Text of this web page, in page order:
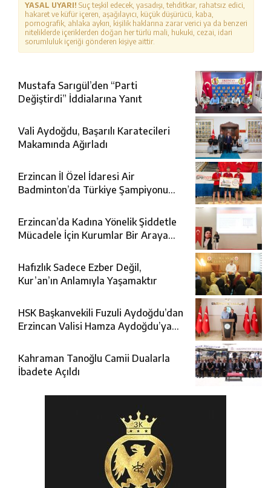
YASAL UYARI! Suç teşkil edecek, yasadışı, tehditkar, rahatsız edici,
hakaret ve küfür içeren, aşağılayıcı, küçük düşürücü, kaba,
pornografik, ahlaka aykırı, kişilik haklarına zarar verici ya da benzeri
niteliklerde içeriklerden doğan her türlü mali, hukuki, cezai, idari
sorumluluk içeriği gönderen kişiye aittir.
Mustafa Sarıgül’den “Parti
Değiştirdi” İddialarına Yanıt
Vali Aydoğdu, Başarılı Karatecileri
Makamında Ağırladı
Erzincan İl Özel İdaresi Air
Badminton’da Türkiye Şampiyonu
Erzincan’da Kadına Yönelik Şiddetle
Mücadele İçin Kurumlar Bir Araya
Hafızlık Sadece Ezber Değil,
Kur’an’ın Anlamıyla Yaşamaktır
HSK Başkanvekili Fuzuli Aydoğdu’dan
Erzincan Valisi Hamza Aydoğdu’ya
Kahraman Tanoğlu Camii Dualarla
İbadete Açıldı